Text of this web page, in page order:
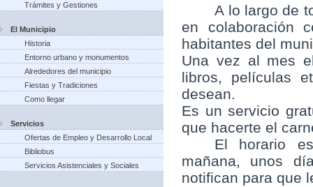
Trámites y Gestiones
El Municipio
Historia
Entorno urbano y monumentos
Alrededores del municipio
Fiestas y Tradiciones
Como llegar
Servicios
Ofertas de Empleo y Desarrollo Local
Bibliobus
Servicios Asistenciales y Sociales
A lo largo de
en colaboración
habitantes del
Una vez al mes
libros, películas
desean.
Es un servicio
que hacerte el
El horario
mañana, unos
notifican para que